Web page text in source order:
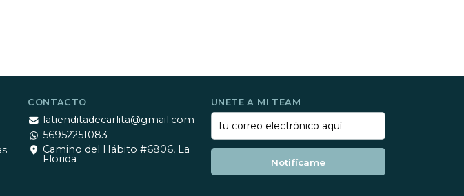
CONTACTO
latienditadecarlita@gmail.com
56952251083
Camino del Hábito #6806, La
Florida
UNETE A MI TEAM
Notifícame